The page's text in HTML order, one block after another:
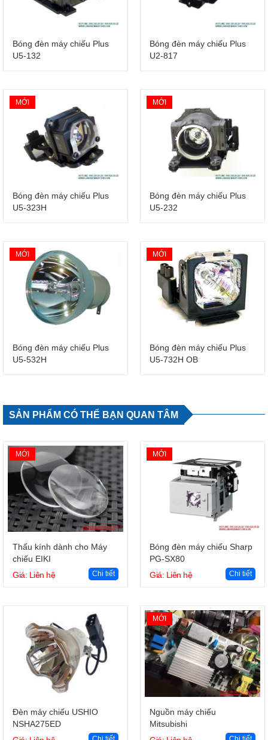
Bóng đèn máy chiếu Plus
U5-132
Bóng đèn máy chiếu Plus
U2-817
MỚI
Bóng đèn máy chiếu Plus
U5-323H
MỚI
Bóng đèn máy chiếu Plus
U5-232
MỚI
Bóng đèn máy chiếu Plus
U5-532H
MỚI
Bóng đèn máy chiếu Plus
U5-732H OB
SẢN PHẨM CÓ THỂ BẠN QUAN TÂM
MỚI
Giỏ hàng
Thấu kính dành cho Máy
chiếu EIKI
Giá: Liên hệ
Chi tiết
MỚI
Giỏ hàng
Bóng đèn máy chiếu Sharp
PG-SX80
Giá: Liên hệ
Chi tiết
Giỏ hàng
Đèn máy chiếu USHIO
NSHA275ED
MỚI
Giỏ hàng
Nguồn máy chiếu
Mitsubishi